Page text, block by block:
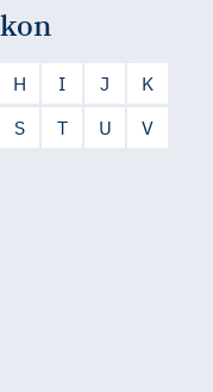
H I J
K
S T U
V